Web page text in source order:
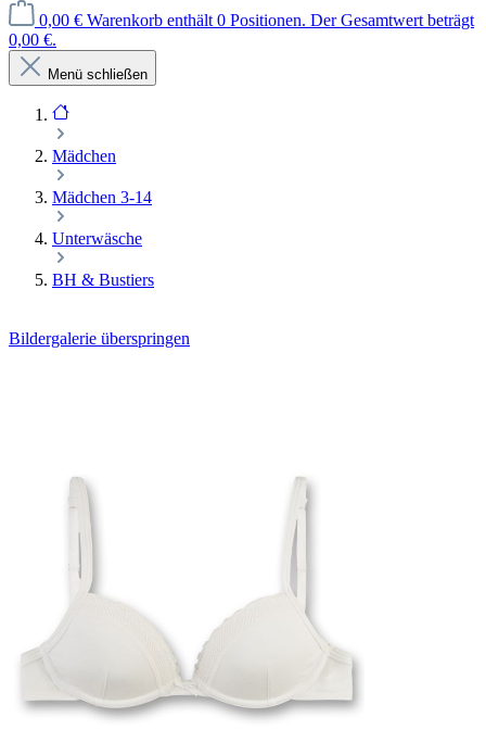
0,00 € Warenkorb enthält 0 Positionen. Der Gesamtwert beträgt
0,00 €.
Menü schließen
Mädchen
Mädchen 3-14
Unterwäsche
BH & Bustiers
Bildergalerie überspringen